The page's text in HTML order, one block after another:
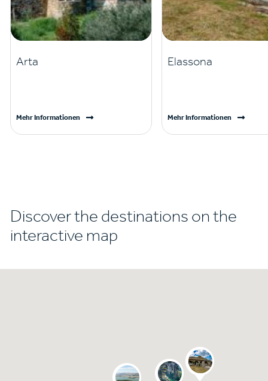
Arta
Mehr Informationen
Elassona
Mehr Informationen
Discover the destinations on the
interactive map